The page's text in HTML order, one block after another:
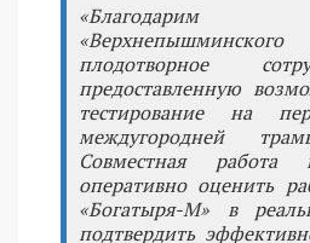
«Благодарим
плодотворное
предоставленную
тестирование на
междугородней
Совместная работа
оперативно оценить
«Богатыря-М» в
подтвердить